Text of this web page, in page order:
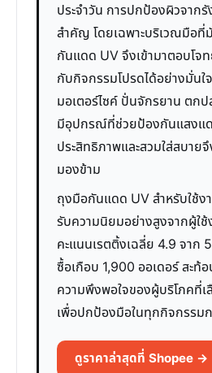
ประจำวัน การปกป้องผิวจาก
สำคัญ โดยเฉพาะบริเวณมือที่
กันแดด UV จึงเข้ามาตอบโ
กับกิจกรรมโปรดได้อย่างมั่นใ
มอเตอร์ไซค์ ปั่นจักรยาน ตกป
มีอุปกรณ์ที่ช่วยป้องกันแสงแ
ประสิทธิภาพและสวมใส่สบาย
มองข้าม
ถุงมือกันแดด UV สำหรับใช้ง
รับความนิยมอย่างสูงจากผู้ใ
คะแนนเรตติ้งเฉลี่ย 4.9 จาก
ซื้อเกือบ 1,900 ออเดอร์ สะ
ความพึงพอใจของผู้บริโภคที่
เพื่อปกป้องมือในทุกกิจกรรม
ดูราคาล่าสุดที่ Shopee →